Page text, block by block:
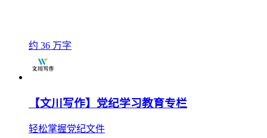
约 36 万字
【文川写作】党纪学习教育专栏
轻松掌握党纪文件